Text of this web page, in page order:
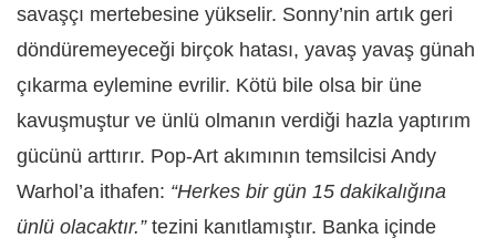
savaşçı mertebesine yükselir. Sonny’nin artık geri
döndüremeyeceği birçok hatası, yavaş yavaş günah
çıkarma eylemine evrilir. Kötü bile olsa bir üne
kavuşmuştur ve ünlü olmanın verdiği hazla yaptırım
gücünü arttırır. Pop-Art akımının temsilcisi Andy
Warhol’a ithafen: “Herkes bir gün 15 dakikalığına
ünlü olacaktır.”tezini kanıtlamıştır. Banka içinde